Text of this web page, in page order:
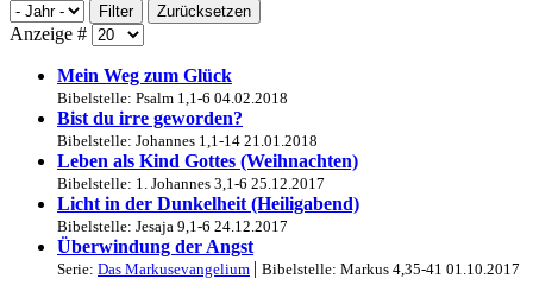
Filter Zurücksetzen
Anzeige #
Mein Weg zum Glück
Bibelstelle: Psalm 1,1-6 04.02.2018
Bist du irre geworden?
Bibelstelle: Johannes 1,1-14 21.01.2018
Leben als Kind Gottes (Weihnachten)
Bibelstelle: 1. Johannes 3,1-6 25.12.2017
Licht in der Dunkelheit (Heiligabend)
Bibelstelle: Jesaja 9,1-6 24.12.2017
Überwindung der Angst
Serie: Das Markusevangelium | Bibelstelle: Markus 4,35-41 01.10.2017